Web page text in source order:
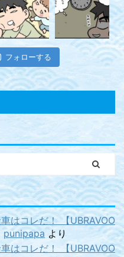
フォローする
はコレだ！ 【UBRAVOO
punipapaより
はコレだ！ 【UBRAVOO